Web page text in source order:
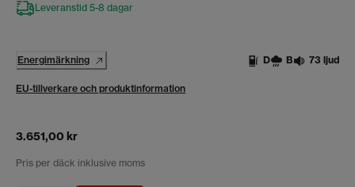
Leveranstid 5-8 dagar
Energimärkning D B 73 ljud
EU-tillverkare och produktinformation
3.651,00 kr
Pris per däck inklusive moms